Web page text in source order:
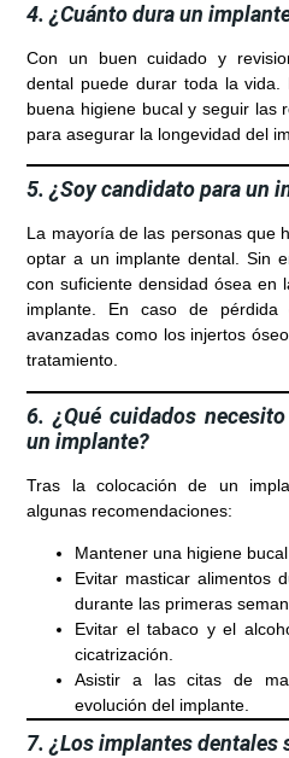
4. ¿Cuánto dura un
Con un buen cuidado y
dental puede durar toda la vida.
buena higiene bucal y seguir las
para asegurar la longevidad del
5. ¿Soy candidato para un
La mayoría de las personas que
optar a un implante dental. Sin
con suficiente densidad ósea en
implante. En caso de pérdida
avanzadas como los injertos
tratamiento.
6. ¿Qué cuidados
un implante?
Tras la colocación de un
algunas recomendaciones:
Mantener una higiene
Evitar masticar alimentos
durante las primeras
Evitar el tabaco y el
cicatrización.
Asistir a las citas de
evolución del implante.
7. ¿Los implantes dentales